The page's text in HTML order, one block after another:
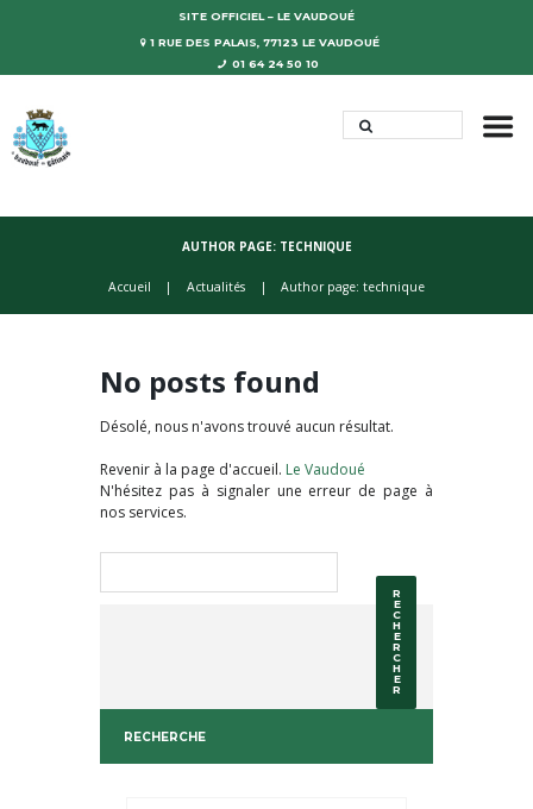
SITE OFFICIEL – LE VAUDOUÉ
1 RUE DES PALAIS, 77123 LE VAUDOUÉ
01 64 24 50 10
AUTHOR PAGE: TECHNIQUE
Accueil Actualités Author page: technique
No posts found
Désolé, nous n'avons trouvé aucun résultat.
Revenir à la page d'accueil. Le Vaudoué
N'hésitez pas à signaler une erreur de page à
nos services.
RECHERCHE